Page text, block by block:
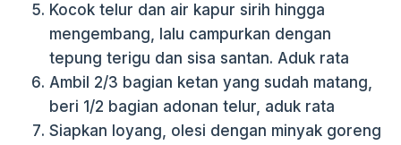
Kocok telur dan air kapur sirih hingga
mengembang, lalu campurkan dengan
tepung terigu dan sisa santan. Aduk rata
Ambil 2/3 bagian ketan yang sudah matang,
beri 1/2 bagian adonan telur, aduk rata
Siapkan loyang, olesi dengan minyak goreng